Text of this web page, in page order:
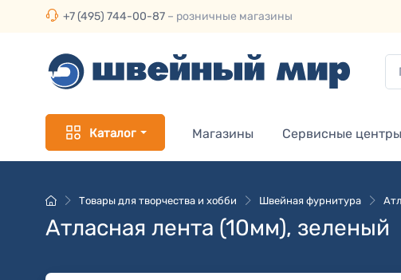
+7 (495) 744-00-87 – розничные магазины
Каталог Магазины Сервисные центры
Товары для творчества и хобби Швейная фурнитура
Атласная лента (10мм), зеленый